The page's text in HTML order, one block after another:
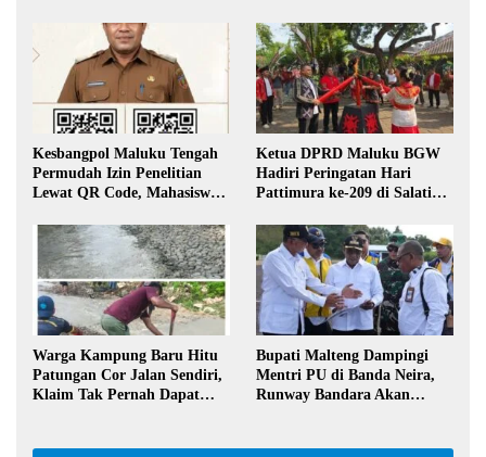
Kesbangpol Maluku Tengah
Permudah Izin Penelitian
Lewat QR Code, Mahasiswa
Ketua DPRD Maluku BGW
Hadiri Peringatan Hari
Pattimura ke-209 di Salatiga,
Orang Basudara
Warga Kampung Baru Hitu
Patungan Cor Jalan Sendiri,
Klaim Tak Pernah Dapat
Bupati Malteng Dampingi
Mentri PU di Banda Neira,
Runway Bandara Akan